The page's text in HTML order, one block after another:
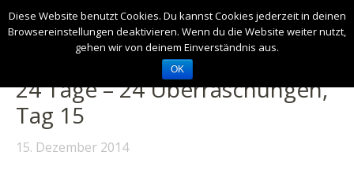
24 Tage – 24 Überraschungen,
Tag 15
15. Dezember 2014
Diese Website benutzt Cookies. Du kannst Cookies jederzeit in deinen
Browsereinstellungen deaktivieren. Wenn du die Website weiter nutzt,
gehen wir von deinem Einverständnis aus.
OK